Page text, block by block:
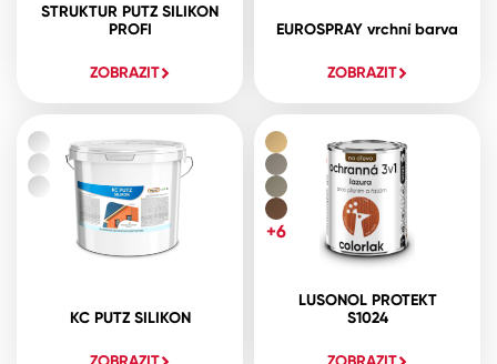
STRUKTUR PUTZ SILIKON
PROFI
ZOBRAZIT
EUROSPRAY vrchní barva
ZOBRAZIT
KC PUTZ SILIKON
LUSONOL PROTEKT
S1024
+6